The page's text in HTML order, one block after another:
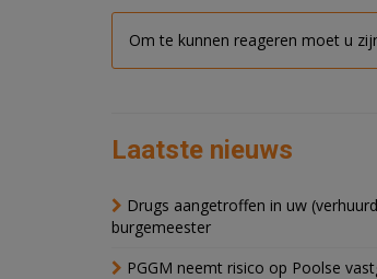
Om te kunnen reageren moet u
Laatste nieuws
Drugs aangetroffen in uw
burgemeester
PGGM neemt risico op Poolse